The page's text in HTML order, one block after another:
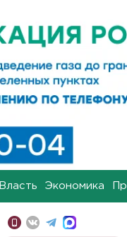
Власть Экономика